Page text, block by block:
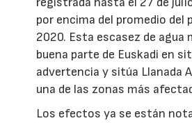
por encima del promedio del
2020. Esta escasez de agua
buena parte de Euskadi en
advertencia y sitúa Llanada
una de las zonas más
Los efectos ya se están